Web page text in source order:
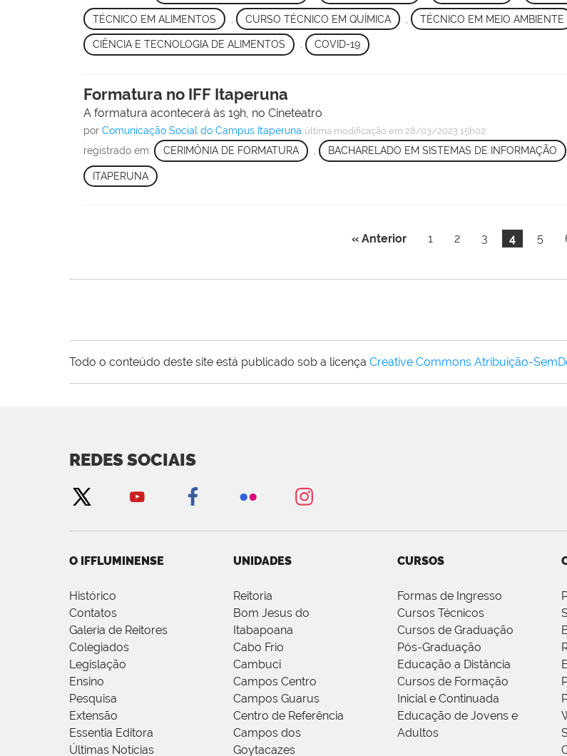
TÉCNICO EM ALIMENTOS CURSO TÉCNICO EM QUÍMICA TÉCNICO EM MEIO AMBIENTE
CIÊNCIA E TECNOLOGIA DE ALIMENTOS , COVID-19
Formatura no IFF Itaperuna
A formatura acontecerá às 19h, no Cineteatro
porComunicação Social do Campus Itaperuna última modificação em 28/03/2023 15h02
registrado em: CERIMÔNIA DE FORMATURA BACHARELADO EM SISTEMAS DE INFORMAÇÃO
ITAPERUNA
« Anterior 1 2 3 4 5
Todo o conteúdo deste site está publicado sob a licença Creative Commons Atribuição-
REDES SOCIAIS
O IFFLUMINENSE
Histórico
Contatos
Galeria de Reitores
Colegiados
Legislação
Ensino
Pesquisa
Extensão
Essentia Editora
Últimas Notícias
UNIDADES
Reitoria
Bom Jesus do
Itabapoana
Cabo Frio
Cambuci
Campos Centro
Campos Guarus
Centro de Referência
Campos dos
Goytacazes
CURSOS
Formas de Ingresso
Cursos Técnicos
Cursos de Graduação
Pós-Graduação
Educação a Distância
Cursos de Formação
Inicial e Continuada
Educação de Jovens e
Adultos